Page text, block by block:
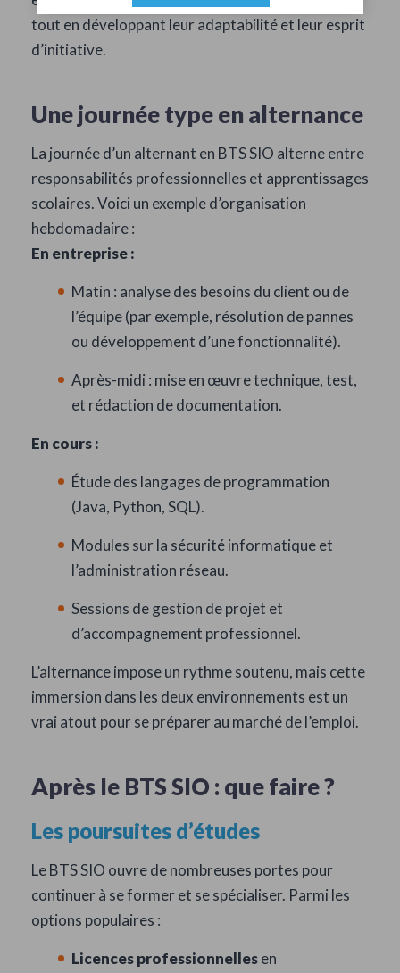
tout en développant leur adaptabilité et leur esprit
d’initiative.
Une journée type en alternance
La journée d’un alternant en BTS SIO alterne entre
responsabilités professionnelles et apprentissages
scolaires. Voici un exemple d’organisation
hebdomadaire :
En entreprise :
Matin : analyse des besoins du client ou de
l’équipe (par exemple, résolution de pannes
ou développement d’une fonctionnalité).
Après-midi : mise en œuvre technique, test,
et rédaction de documentation.
En cours :
Étude des langages de programmation
(Java, Python, SQL).
Modules sur la sécurité informatique et
l’administration réseau.
Sessions de gestion de projet et
d’accompagnement professionnel.
L’alternance impose un rythme soutenu, mais cette
immersion dans les deux environnements est un
vrai atout pour se préparer au marché de l’emploi.
Après le BTS SIO : que faire ?
Les poursuites d’études
Le BTS SIO ouvre de nombreuses portes pour
continuer à se former et se spécialiser. Parmi les
options populaires :
Licences professionnellesen